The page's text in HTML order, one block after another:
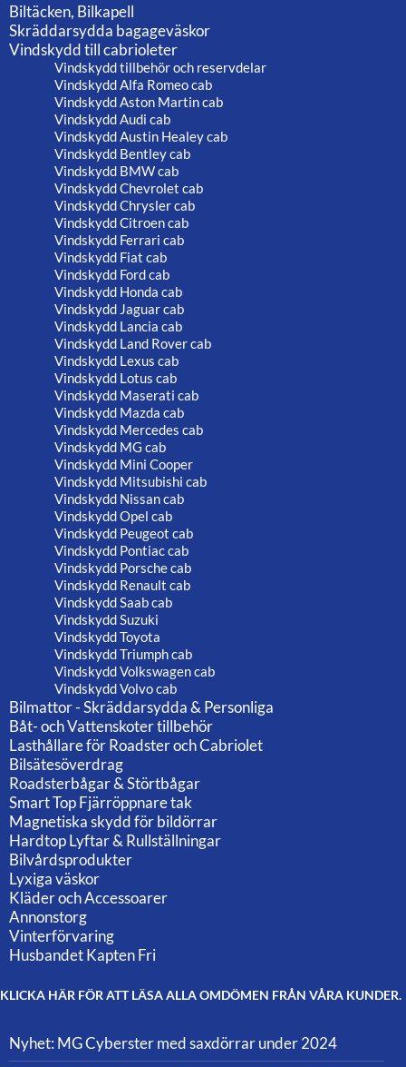
Biltäcken, Bilkapell
Skräddarsydda bagageväskor
Vindskydd till cabrioleter
Vindskydd tillbehör och reservdelar
Vindskydd Alfa Romeo cab
Vindskydd Aston Martin cab
Vindskydd Audi cab
Vindskydd Austin Healey cab
Vindskydd Bentley cab
Vindskydd BMW cab
Vindskydd Chevrolet cab
Vindskydd Chrysler cab
Vindskydd Citroen cab
Vindskydd Ferrari cab
Vindskydd Fiat cab
Vindskydd Ford cab
Vindskydd Honda cab
Vindskydd Jaguar cab
Vindskydd Lancia cab
Vindskydd Land Rover cab
Vindskydd Lexus cab
Vindskydd Lotus cab
Vindskydd Maserati cab
Vindskydd Mazda cab
Vindskydd Mercedes cab
Vindskydd MG cab
Vindskydd Mini Cooper
Vindskydd Mitsubishi cab
Vindskydd Nissan cab
Vindskydd Opel cab
Vindskydd Peugeot cab
Vindskydd Pontiac cab
Vindskydd Porsche cab
Vindskydd Renault cab
Vindskydd Saab cab
Vindskydd Suzuki
Vindskydd Toyota
Vindskydd Triumph cab
Vindskydd Volkswagen cab
Vindskydd Volvo cab
Bilmattor - Skräddarsydda & Personliga
Båt- och Vattenskoter tillbehör
Lasthållare för Roadster och Cabriolet
Bilsätesöverdrag
Roadsterbågar & Störtbågar
Smart Top Fjärröppnare tak
Magnetiska skydd för bildörrar
Hardtop Lyftar & Rullställningar
Bilvårdsprodukter
Lyxiga väskor
Kläder och Accessoarer
Annonstorg
Vinterförvaring
Husbandet Kapten Fri
KLICKA HÄR FÖR ATT LÄSA ALLA OMDÖMEN FRÅN VÅRA KUNDER.
Nyhet: MG Cyberster med saxdörrar under 2024